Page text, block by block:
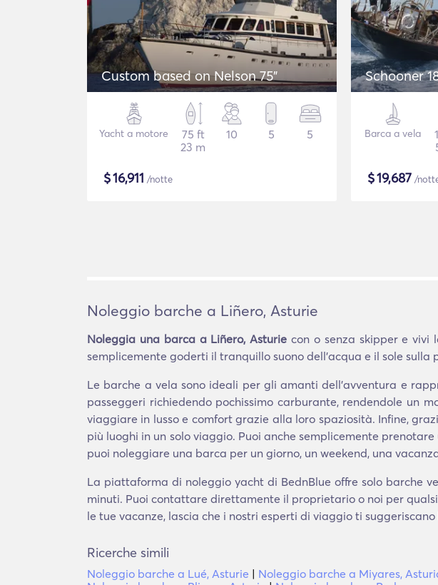
Custom based on Nelson 75"
Yacht a motore
75 ft
23 m
10 5 5
$16,911 /notte
Schooner
Barca a vela
$19,687 /
Noleggio barche a Liñero, Asturie
Noleggia una barca a Liñero, Asturie con o senza skipper e vivi
semplicemente goderti il tranquillo suono dell'acqua e il sole sulla
Le barche a vela sono ideali per gli amanti dell'avventura e
passeggeri richiedendo pochissimo carburante, rendendole un
viaggiare in lusso e comfort grazie alla loro spaziosità. Infine,
più luoghi in un solo viaggio. Puoi anche semplicemente
puoi noleggiare una barca per un giorno, un weekend, una
La piattaforma di noleggio yacht di BednBlue offre solo barche
minuti. Puoi contattare direttamente il proprietario o noi per
le tue vacanze, lascia che i nostri esperti di viaggio ti
Ricerche simili
Noleggio barche a Lué, Asturie | Noleggio barche a Miyares,